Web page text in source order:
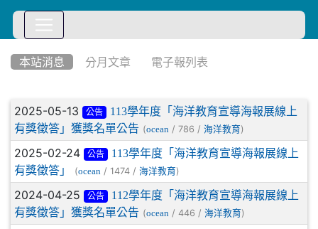
本站消息 分月文章 電子報列表
文章列表
2025-05-13 公告
113學年度「海洋教育宣導海報展線上
有獎徵答」獲獎名單公告 (ocean / 786 / 海洋教育)
2025-02-24 公告
113學年度「海洋教育宣導海報展線上
有獎徵答」
(ocean / 1474 / 海洋教育)
2024-04-25 公告
112學年度「海洋教育宣導海報展線上
有獎徵答」獲獎名單公告 (ocean / 446 / 海洋教育)